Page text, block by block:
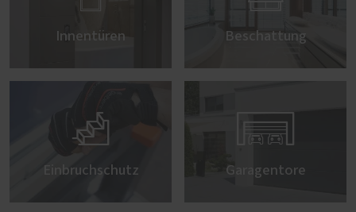
Innentüren Beschattung

Einbruchschutz

Garagentore